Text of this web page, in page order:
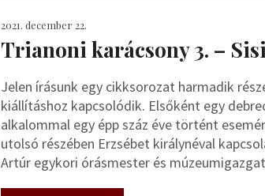
2021. december 22.
Trianoni karácsony 3. –
Jelen írásunk egy cikksorozat harmadik
kiállításhoz kapcsolódik. Elsőként egy
alkalommal egy épp száz éve történt
utolsó részében Erzsébet királynéval
Artúr egykori órásmester és